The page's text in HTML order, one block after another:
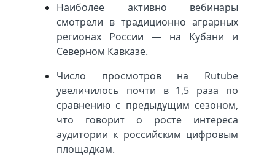
Наиболее активно вебинары
смотрели в традиционно аграрных
регионах России — на Кубани и
Северном Кавказе.
Число просмотров на Rutube
увеличилось почти в 1,5 раза по
сравнению с предыдущим сезоном,
что говорит о росте интереса
аудитории к российским цифровым
площадкам.